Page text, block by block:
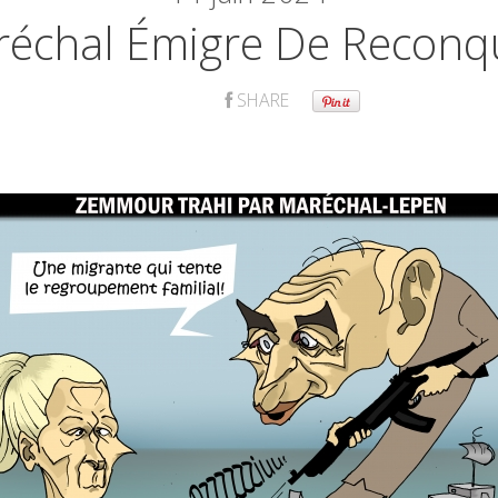
Émigre De
SHARE